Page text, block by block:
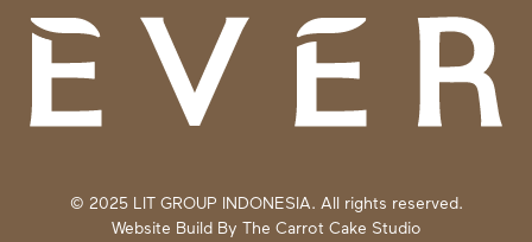
© 2025 LIT GROUP INDONESIA. All rights reserved.
Website Build By
The Carrot Cake Studio